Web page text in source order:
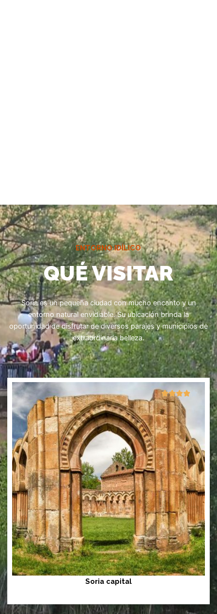
ENTORNO IDÍLICO
QUÉ VISITAR
Soria es un pequeña ciudad con mucho encanto y un
entorno natural envidiable. Su ubicación brinda la
oportunidad de disfrutar de diversos parajes y municipios de
extraordinaria belleza.

Soria capital